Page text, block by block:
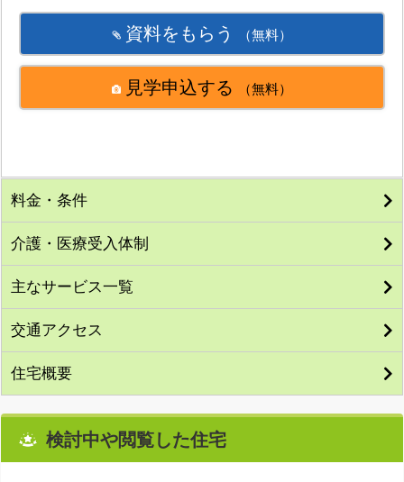
資料をもらう （無料）
見学申込する （無料）
料金・条件
介護・医療受入体制
主なサービス一覧
交通アクセス
住宅概要
検討中や閲覧した住宅